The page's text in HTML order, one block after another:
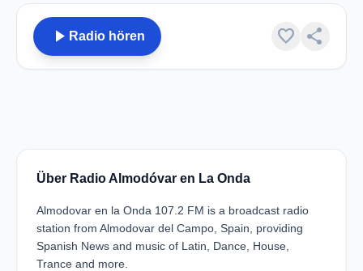
play_arrow Radio hören favorite share
Über Radio Almodóvar en La Onda
Almodovar en la Onda 107.2 FM is a broadcast radio
station from Almodovar del Campo, Spain, providing
Spanish News and music of Latin, Dance, House,
Trance and more.